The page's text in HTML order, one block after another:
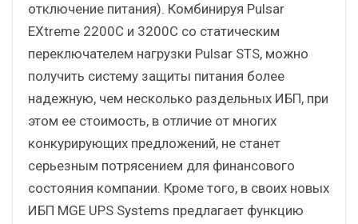
отключение питания). Комбинируя Pulsar
EXtreme 2200C и 3200C со статическим
переключателем нагрузки Pulsar STS, можно
получить систему защиты питания более
надежную, чем несколько раздельных ИБП, при
этом ее стоимость, в отличие от многих
конкурирующих предложений, не станет
серьезным потрясением для финансового
состояния компании. Кроме того, в своих новых
ИБП MGE UPS Systems предлагает функцию